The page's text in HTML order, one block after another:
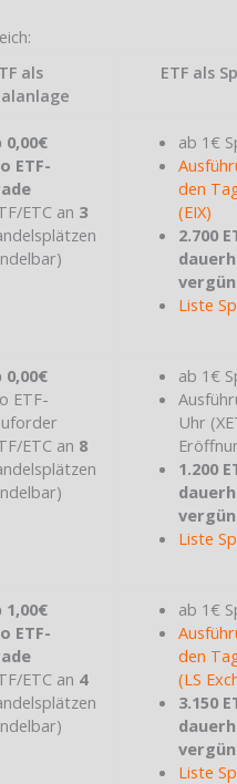
als
ETF als
0,00€
ETF-
ETC an 3
ab 1€
den
(EIX)
2.700
Liste
0,00€
ETF-
ETC an 8
ab 1€
Uhr
1.200
Liste
1,00€
ETF-
ETC an 4
ab 1€
den
(LS
3.150
Liste